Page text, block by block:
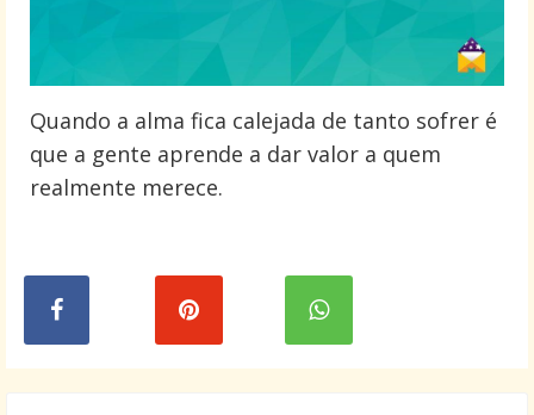
Quando a alma fica calejada de tanto sofrer é
que a gente aprende a dar valor a quem
realmente merece.